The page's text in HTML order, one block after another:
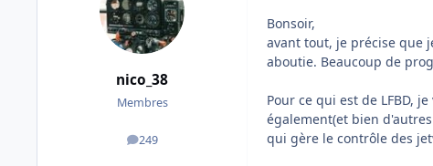
nico_38
Membres
249
messages
Bonsoir,
avant tout, je précise que
aboutie. Beaucoup de
Pour ce qui est de LFBD,
également(et bien
qui gère le contrôle des